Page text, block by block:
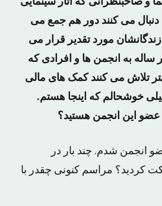
می کنند دور هم جمع می
مورد تقدیر قرار می
ساله به انجمن ها و افرادی که
تلاش می کنند کمک های مالی
خوشحالم که اینجا هستم.
این انجمن هستید؟
از سال ۲۰۰۰ عضو انجمن شدم. چند بار در
کردید؟ مراسم کنونی چقدر با